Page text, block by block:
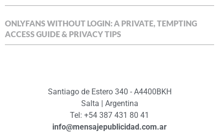
ONLYFANS WITHOUT LOGIN: A PRIVATE, TEMPTING
ACCESS GUIDE & PRIVACY TIPS
Santiago de Estero 340 - A4400BKH
Salta | Argentina
Tel: +54 387 431 80 41
info@mensajepublicidad.com.ar